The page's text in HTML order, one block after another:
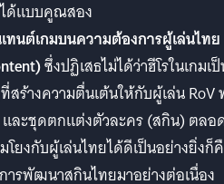
ด้แบบคูณสอง
ทนต์เกมบนความต้องการผู้เล่นไทย
ซึ่งปฏิเสธไม่ได้ว่าฮีโรในเกมเ
ร้างความตื่นเต้นให้กับผู้เล่น RoV
และชุดตกแต่งตัวละคร (สกิน) ตลอ
โยงกับผู้เล่นไทยได้ดีเป็นอย่างยิ่งก็
ารพัฒนาสกินไทยมาอย่างต่อเนื่อง